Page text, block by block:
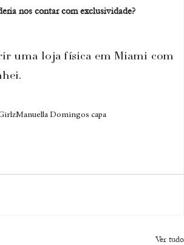
nos contar com exclusividade?
uma loja física em Miami com
Manuella Domingos capa
Ver tudo